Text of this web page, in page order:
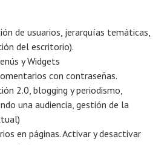
de usuarios, jerarquías temáticas,
del escritorio).
y Widgets
con contraseñas.
2.0, blogging y periodismo,
una audiencia, gestión de la
en páginas. Activar y desactivar